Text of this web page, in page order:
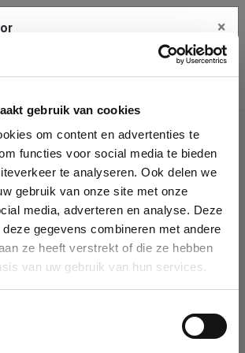
gebruik van cookies
om content en advertenties te
functies voor social media te bieden
te analyseren. Ook delen we
gebruik van onze site met onze
media, adverteren en analyse. Deze
gegevens combineren met andere
ze heeft verstrekt of die ze hebben
van uw gebruik van hun services.
company details
in our database by name, VAT or
a company is selected it will auto-complete the
your company in our database, you can create
×